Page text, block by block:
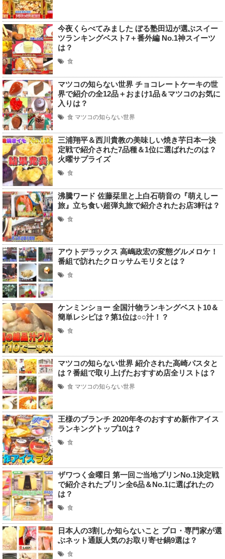
今夜くらべてみました ぼる塾田辺が選ぶスイー
ツランキングベスト7＋番外編 No.1神スイーツ
は？
食
マツコの知らない世界 チョコレートケーキの世
界で紹介の全12品＋おまけ1品＆マツコのお気に
入りは？
食 マツコの知らない世界
三浦翔平＆西川貴教の美味しい焼き芋日本一決
定戦で紹介された7品種＆1位に選ばれたのは？
火曜サプライズ
食
沸騰ワード 佐藤栞里と上白石萌音の『萌えしー
旅』立ち食い超弾丸旅で紹介されたお店3軒は？
食
アウトデラックス 高嶋政宏の変態グルメロケ！
番組で訪れたクロッサムモリタとは？
食
ケンミンショー 全国汁物ランキングベスト10＆
簡単レシピは？第1位は○○汁！？
食
マツコの知らない世界 紹介された高崎パスタと
は？番組で取り上げたおすすめ店全リストは？
食 マツコの知らない世界
王様のブランチ 2020年冬のおすすめ新作アイス
ランキングトップ10は？
食
ザワつく金曜日 第一回ご当地プリンNo.1決定戦
で紹介されたプリン全6品＆No.1に選ばれたの
は？
食
日本人の3割しか知らないこと プロ・専門家が選
ぶネット通販人気のお取り寄せ鍋9選は？
食